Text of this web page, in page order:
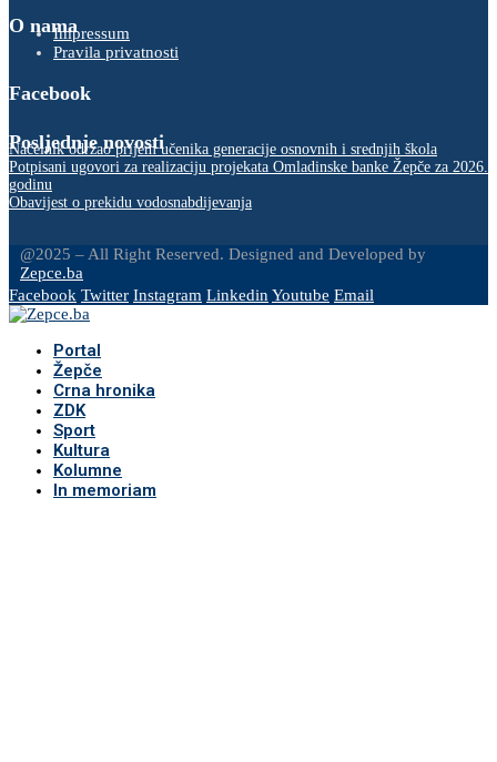
O namaImpressum
Pravila privatnosti
Facebook
Posljednje novosti
Načelnik održao prijem učenika generacije osnovnih i srednjih škola
Potpisani ugovori za realizaciju projekata Omladinske banke Žepče za 2026.
godinu
Obavijest o prekidu vodosnabdijevanja
@2025 – All Right Reserved. Designed and Developed by
Zepce.ba
Facebook Twitter Instagram Linkedin Youtube Email
Portal
Žepče
Crna hronika
ZDK
Sport
Kultura
Kolumne
In memoriam